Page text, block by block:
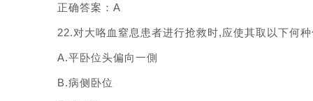
正确答案：A
22.对大咯血窒息患者进行抢救时,应使其取以下何
A.平卧位头偏向一側
B.病侧卧位